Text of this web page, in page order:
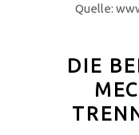
Quelle:
DIE